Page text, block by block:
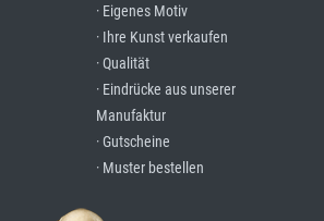
· Eigenes Motiv
· Ihre Kunst verkaufen
· Qualität
· Eindrücke aus unserer
Manufaktur
· Gutscheine
· Muster bestellen